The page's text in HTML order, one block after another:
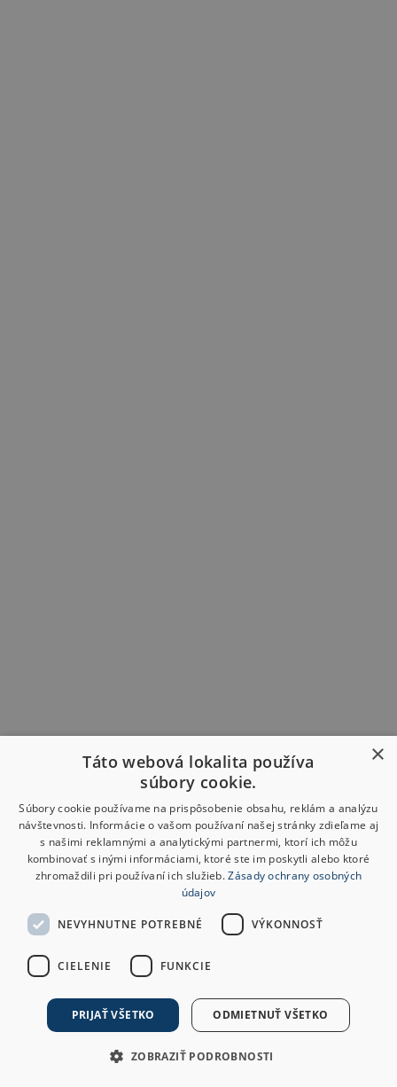
×
Táto webová lokalita používa
súbory cookie.
Súbory cookie používame na prispôsobenie obsahu, reklám a analýzu
návštevnosti. Informácie o vašom používaní našej stránky zdieľame aj
s našimi reklamnými a analytickými partnermi, ktorí ich môžu
kombinovať s inými informáciami, ktoré ste im poskytli alebo ktoré
zhromaždili pri používaní ich služieb.Zásady ochrany osobných
údajov
NEVYHNUTNE POTREBNÉ VÝKONNOSŤ
CIELENIE FUNKCIE
PRIJAŤ VŠETKO ODMIETNUŤ VŠETKO
ZOBRAZIŤ PODROBNOSTI